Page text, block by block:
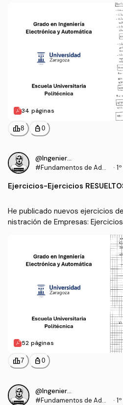
34 páginas
leaderboard8 personal_bag 0
@IngenieroProo
#Fundamentos de Admi
·
Ejercicios-Ejercicios
He publicado nuevos ejercicios
nistración de Empresas: Ejercicios
52 páginas
leaderboard7 personal_bag 0
@IngenieroProo
#Fundamentos de Admi
·